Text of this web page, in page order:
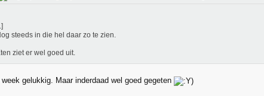
steeds in die hel daar zo te zien.
ziet er wel goed uit.
gelukkig. Maar inderdaad wel goed gegeten